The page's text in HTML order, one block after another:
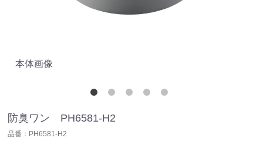
本体画像
防臭ワン PH6581-H2
品番： PH6581-H2